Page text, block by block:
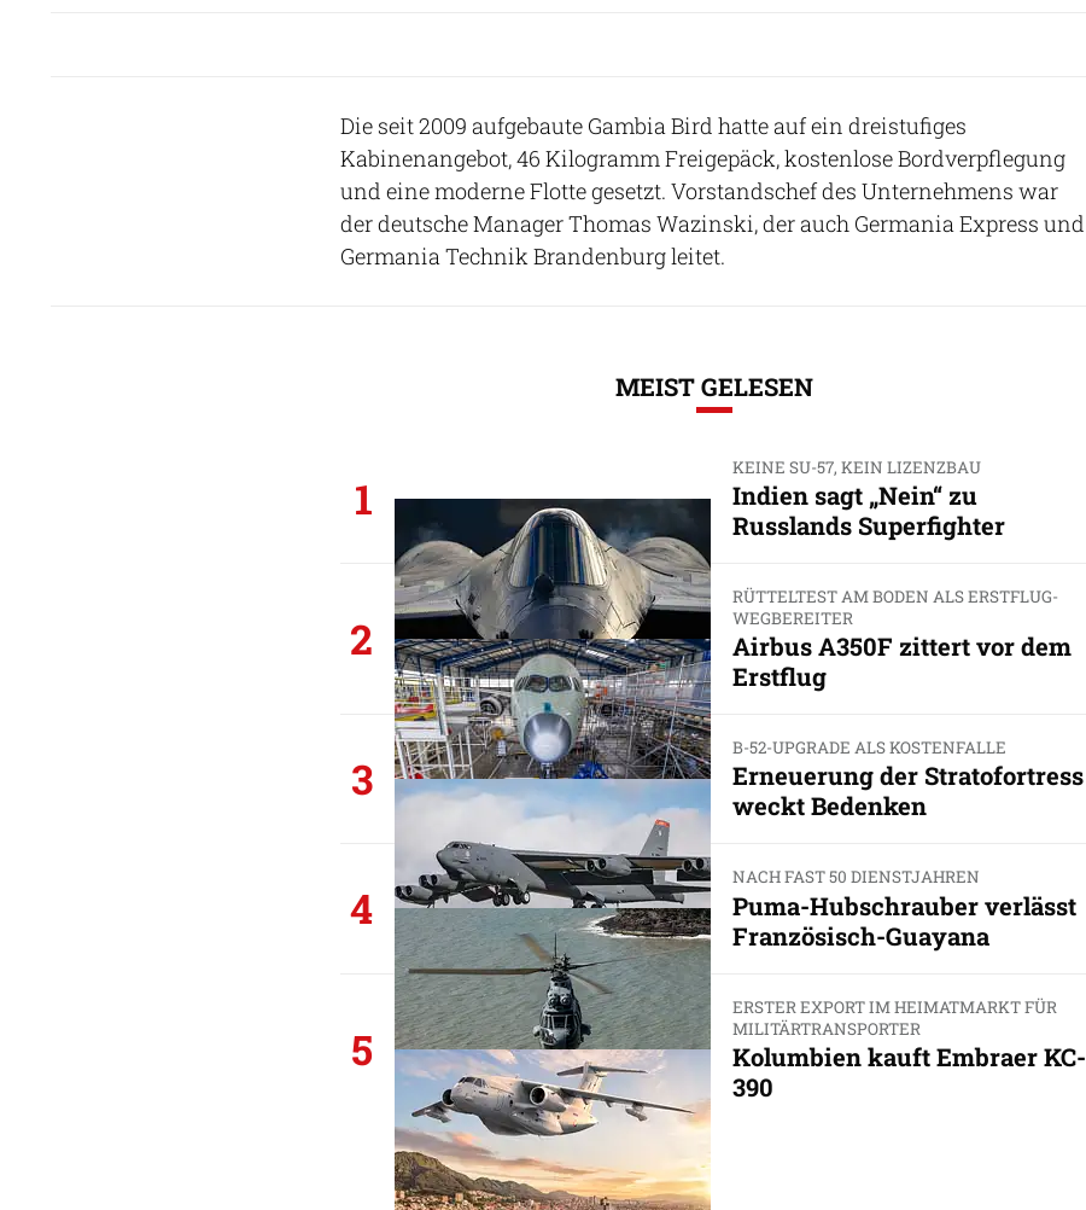
Die seit 2009 aufgebaute Gambia Bird hatte auf ein dreistufiges
Kabinenangebot, 46 Kilogramm Freigepäck, kostenlose Bordverpflegung
und eine moderne Flotte gesetzt. Vorstandschef des Unternehmens war
der deutsche Manager Thomas Wazinski, der auch Germania Express und
Germania Technik Brandenburg leitet.
MEIST GELESEN
1
KEINE SU-57, KEIN LIZENZBAU
Indien sagt „Nein“ zu
Russlands Superfighter
2
RÜTTELTEST AM BODEN ALS ERSTFLUG-
WEGBEREITER
Airbus A350F zittert vor dem
Erstflug
3
B-52-UPGRADE ALS KOSTENFALLE
Erneuerung der Stratofortress
weckt Bedenken
4
NACH FAST 50 DIENSTJAHREN
Puma-Hubschrauber verlässt
Französisch-Guayana
5
ERSTER EXPORT IM HEIMATMARKT FÜR
MILITÄRTRANSPORTER
Kolumbien kauft Embraer KC-
390